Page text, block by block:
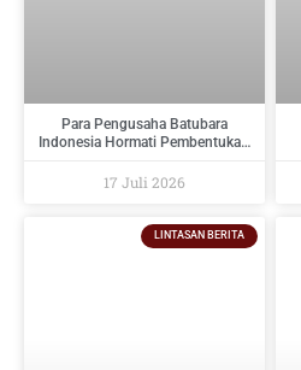
Para Pengusaha Batubara
Indonesia Hormati Pembentukan
Indonesia Dan Berikan Saran
17 Juli 2026
LINTASAN BERITA